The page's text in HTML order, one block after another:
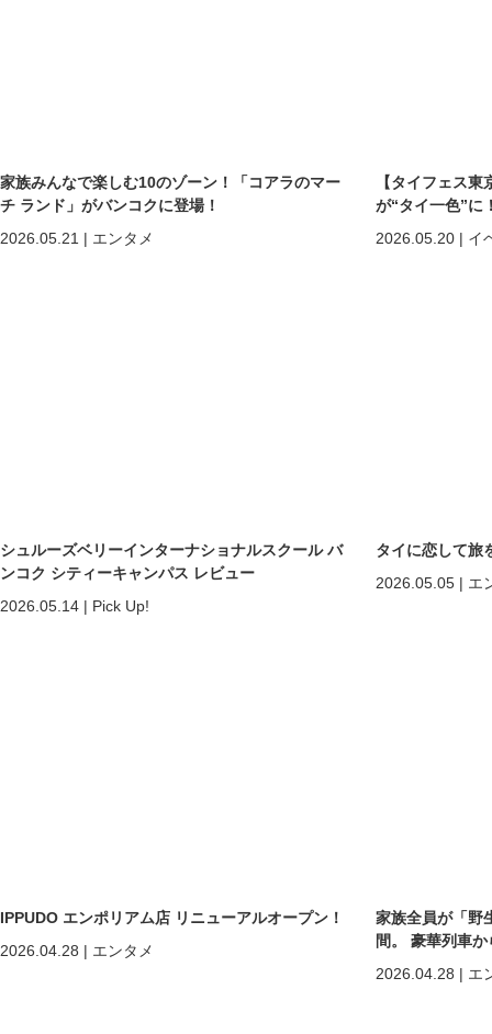
家族みんなで楽しむ10のゾーン！「コアラのマー
チ ランド」がバンコクに登場！
2026.05.21 | エンタメ
【タイフェス
が“タイ一色”に
2026.05.20 | イ
シュルーズベリーインターナショナルスクール バ
ンコク シティーキャンパス レビュー
2026.05.14 | Pick Up!
タイに恋して旅
2026.05.05 | エ
IPPUDO エンポリアム店 リニューアルオープン！
2026.04.28 | エンタメ
家族全員が「野
間。 豪華列車
2026.04.28 | エ